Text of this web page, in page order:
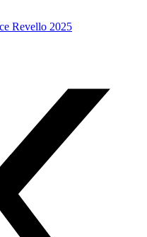
Revello 2025